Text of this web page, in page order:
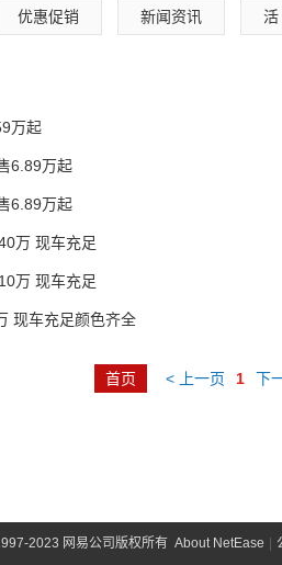
优惠促销 新闻资讯 活
万起
6.89万起
6.89万起
万 现车充足
万 现车充足
现车充足颜色齐全
首页 < 上一页 1 下
2023 网易公司版权所有 About NetEase